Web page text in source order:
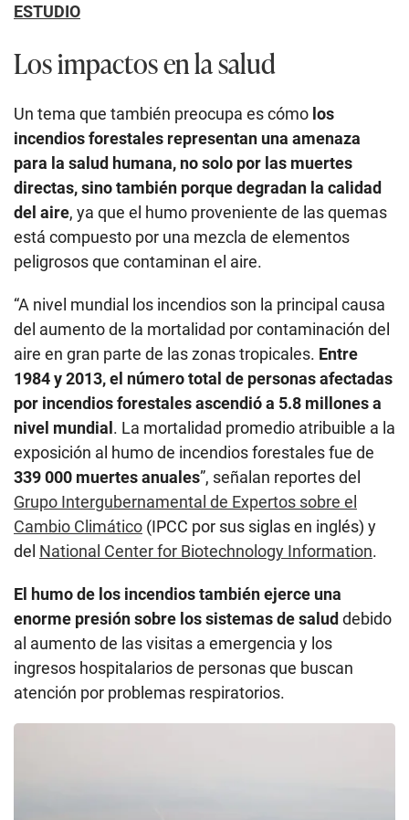
ESTUDIO
Los impactos en la salud
Un tema que también preocupa es cómo los
incendios forestales representan una amenaza
para la salud humana, no solo por las muertes
directas, sino también porque degradan la calidad
del aire, ya que el humo proveniente de las quemas
está compuesto por una mezcla de elementos
peligrosos que contaminan el aire.
“A nivel mundial los incendios son la principal causa
del aumento de la mortalidad por contaminación del
aire en gran parte de las zonas tropicales. Entre
1984 y 2013, el número total de personas afectadas
por incendios forestales ascendió a 5.8 millones a
nivel mundial. La mortalidad promedio atribuible a la
exposición al humo de incendios forestales fue de
339 000 muertes anuales”, señalan reportes del
Grupo Intergubernamental de Expertos sobre el
Cambio Climático (IPCC por sus siglas en inglés) y
del National Center for Biotechnology Information.
El humo de los incendios también ejerce una
enorme presión sobre los sistemas de saluddebido
al aumento de las visitas a emergencia y los
ingresos hospitalarios de personas que buscan
atención por problemas respiratorios.